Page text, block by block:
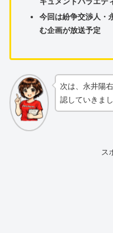
今回は紛争交渉人・
む企画が放送予定
次は、永井陽
認していきまし
ス